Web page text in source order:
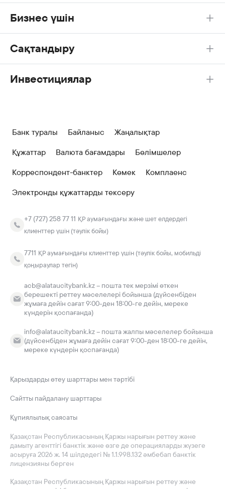
Бизнес үшін
Сақтандыру
Инвестициялар
Банк туралы Байланыс
Жаңалықтар
Құжаттар
Валюта бағамдары
Бөлімшелер
Корреспондент-банктер
Көмек
Комплаенс
Электронды құжаттарды тексеру
+7 (727) 258 77 11 ҚР аумағындағы және шет елдердегі
клиенттер үшін (тәулік бойы)
7711 ҚР аумағындағы клиенттер үшін (тәулік бойы, мобильді
қоңыраулар тегін)
acb@alataucitybank.kz – пошта тек мерзімі өткен
берешекті реттеу мәселелері бойынша (дүйсенбіден
жұмаға дейін сағат 9:00-ден 18:00-ге дейін, мереке
күндерін қоспағанда)
info@alataucitybank.kz – пошта жалпы мәселелер бойынша
(дүйсенбіден жұмаға дейін сағат 9:00-ден 18:00-ге дейін,
мереке күндерін қоспағанда)
Қазақстан Республикасының Қаржы нарығын реттеу және
дамыту агенттігі банктік және өзге де операцияларды жүзеге
асыруға 2026 ж. 14 шілдедегі № 1.1.998.132 әмбебап банктік
лицензияны берген
Қазақстан Республикасының Қаржы нарығын реттеу және
Қарыздарды өтеу шарттары мен тәртібі
Сайтты пайдалану шарттары
Құпиялылық саясаты